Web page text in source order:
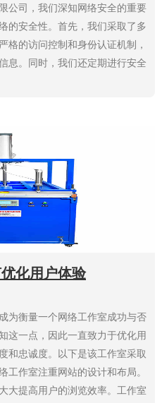
公司，我们深知网络安全的重要
的安全性。首先，我们采取了多
格的访问控制和身份认证机制，
息。同时，我们还定期进行安全
化用户体验
为衡量一个网络工作室成功与否
这一点，因此一直致力于优化用
和忠诚度。以下是该工作室采取
工作室注重网站的设计和布局。
大提高用户的浏览效率。工作室